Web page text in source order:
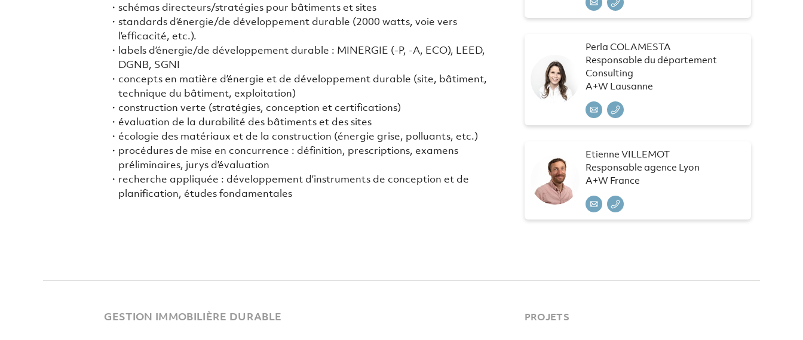
schémas directeurs/stratégies pour bâtiments et sites
standards d’énergie/de développement durable (2000 watts, voie vers
l’efficacité, etc.).
labels d’énergie/de développement durable : MINERGIE (-P, -A, ECO), LEED,
DGNB, SGNI
concepts en matière d’énergie et de développement durable (site, bâtiment,
technique du bâtiment, exploitation)
construction verte (stratégies, conception et certifications)
évaluation de la durabilité des bâtiments et des sites
écologie des matériaux et de la construction (énergie grise, polluants, etc.)
procédures de mise en concurrence : définition, prescriptions, examens
préliminaires, jurys d’évaluation
recherche appliquée : développement d’instruments de conception et de
planification, études fondamentales
Perla COLAMESTA
Responsable du département
Consulting
A+W Lausanne
Etienne VILLEMOT
Responsable agence Lyon
A+W France
GESTION IMMOBILIÈRE DURABLE PROJETS